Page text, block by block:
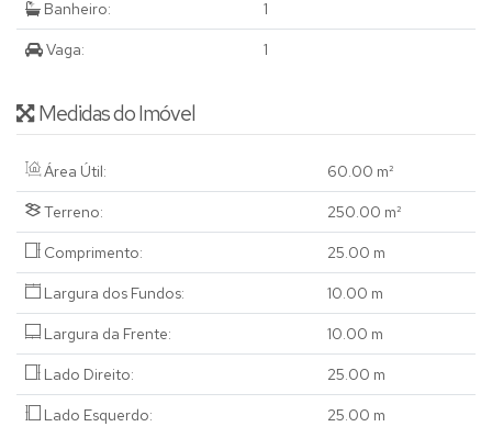
Banheiro: 1
Vaga: 1
Medidas do Imóvel
Área Útil: 60.00 m²
Terreno: 250.00 m²
Comprimento: 25.00 m
Largura dos Fundos: 10.00 m
Largura da Frente: 10.00 m
Lado Direito: 25.00 m
Lado Esquerdo: 25.00 m